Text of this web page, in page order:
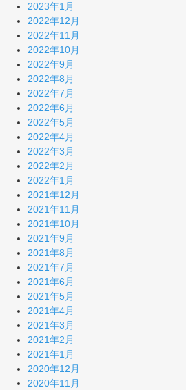
2023年1月
2022年12月
2022年11月
2022年10月
2022年9月
2022年8月
2022年7月
2022年6月
2022年5月
2022年4月
2022年3月
2022年2月
2022年1月
2021年12月
2021年11月
2021年10月
2021年9月
2021年8月
2021年7月
2021年6月
2021年5月
2021年4月
2021年3月
2021年2月
2021年1月
2020年12月
2020年11月